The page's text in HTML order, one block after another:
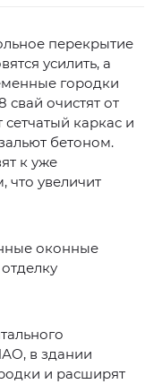
перекрытие
усилить, а
городки
свай очистят от
сетчатый каркас и
бетоном.
к уже
увеличит
оконные
в здании
и расширят